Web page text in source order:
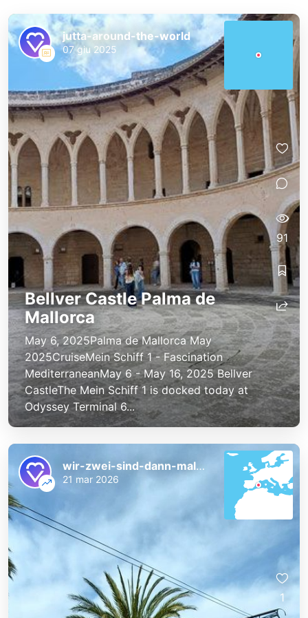
Bellver Castle Palma de
Mallorca
May 6, 2025Palma de Mallorca May
2025CruiseMein Schiff 1 - Fascination
MediterraneanMay 6 - May 16, 2025 Bellver
CastleThe Mein Schiff 1 is docked today at
Odyssey Terminal 6...
jutta-around-the-world
07 giu 2025
91
wir-zwei-sind-dann-mal-weg
21 mar 2026
1